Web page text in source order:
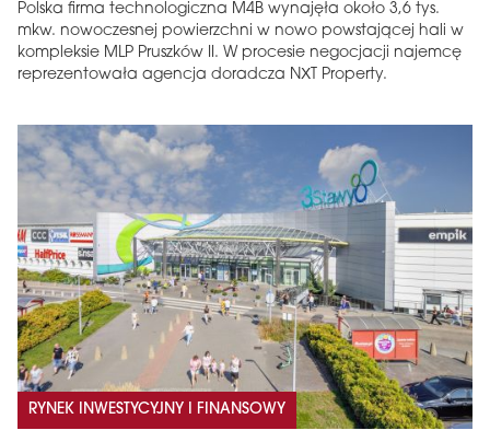
Polska firma technologiczna M4B wynajęła około 3,6 tys.
mkw. nowoczesnej powierzchni w nowo powstającej hali w
kompleksie MLP Pruszków II. W procesie negocjacji najemcę
reprezentowała agencja doradcza NXT Property.
RYNEK INWESTYCYJNY I FINANSOWY